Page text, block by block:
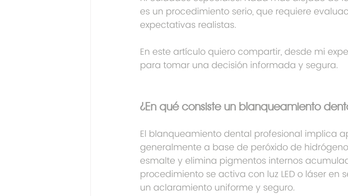
es un procedimiento serio, que requiere
expectativas realistas.
En este artículo quiero compartir, desde mi
para tomar una decisión informada y segura.
¿En qué consiste un blanqueamiento
El blanqueamiento dental profesional implica
generalmente a base de peróxido de
esmalte y elimina pigmentos internos
procedimiento se activa con luz LED o láser en
un aclaramiento uniforme y seguro.